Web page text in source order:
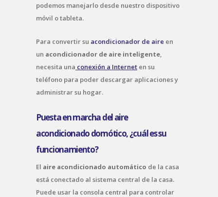
podemos manejarlo desde nuestro dispositivo
móvil o tableta.
Para convertir su acondicionador de aire en
un acondicionador de aire inteligente
necesita una conexión a Internet en su
teléfono para poder descargar aplicaciones y
administrar su hogar.
Puesta en marcha del aire
acondicionado domótico, ¿cuál es su
funcionamiento?
El aire acondicionado automático de la casa
está conectado al sistema central de la casa.
Puede usar la consola central para controlar